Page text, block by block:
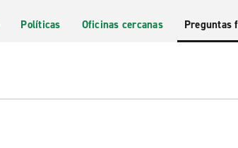
Políticas Oficinas cercanas Preguntas